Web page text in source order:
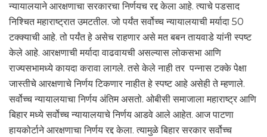
न्यायालयाने आरक्षणाचा सरकारचा निर्णयच रद्द केला आहे. त्याचे पडसाद
निश्चित महाराष्ट्रात उमटतील. जो पर्यंत सर्वोच्च न्यायालयाची मर्यादा 50
टक्क्याची आहे. तो पर्यंत हे असेच राहणार असे मत बबन तायवाडे यांनी स्पष्ट
केले आहे. आरक्षणाची मर्यादा वाढवायची असल्यास लोकसभा आणि
राज्यसभामध्ये कायदा करावा लागले. तसे केले नाही तर पन्नास टक्के पेक्षा
जास्तीचे आरक्षणाचे निर्णय टिकणार नाहीत हे स्पष्ट आहे असेही ते म्हणाले.
सर्वोच्च न्यायालयाचा निर्णय अंतिम असतो. ओबीसी समाजाला महाराष्ट्र आणि
बिहार मध्ये सर्वोच्च न्यायालयाचे निर्णय आडवे आले आहेत. आज पाटणा
हायकोर्टाने आरक्षणाचा निर्णय रद्द केला. त्यामुळे बिहार सरकार सर्वोच्च